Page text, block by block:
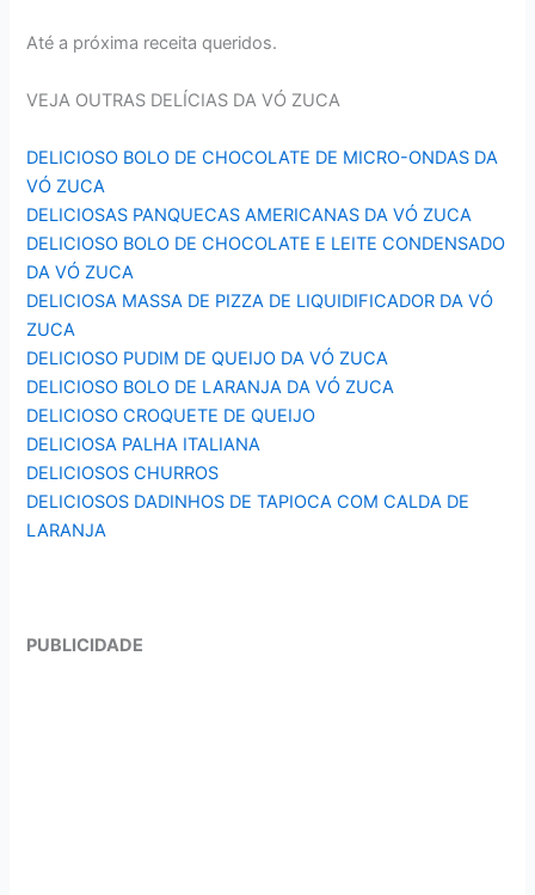
Até a próxima receita queridos.
VEJA OUTRAS DELÍCIAS DA VÓ ZUCA
DELICIOSO BOLO DE CHOCOLATE DE MICRO-ONDAS DA
VÓ ZUCA
DELICIOSAS PANQUECAS AMERICANAS DA VÓ ZUCA
DELICIOSO BOLO DE CHOCOLATE E LEITE CONDENSADO
DA VÓ ZUCA
DELICIOSA MASSA DE PIZZA DE LIQUIDIFICADOR DA VÓ
ZUCA
DELICIOSO PUDIM DE QUEIJO DA VÓ ZUCA
DELICIOSO BOLO DE LARANJA DA VÓ ZUCA
DELICIOSO CROQUETE DE QUEIJO
DELICIOSA PALHA ITALIANA
DELICIOSOS CHURROS
DELICIOSOS DADINHOS DE TAPIOCA COM CALDA DE
LARANJA
PUBLICIDADE